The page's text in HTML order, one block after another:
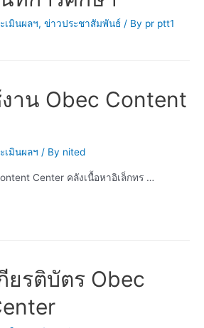
เมินผลฯ, ข่าวประชาสัมพันธ์ / By pr ptt1
าน Obec Content
เมินผลฯ / By nited
Center คลังเนื้อหาอิเล็กทร …
ยรติบัตร Obec